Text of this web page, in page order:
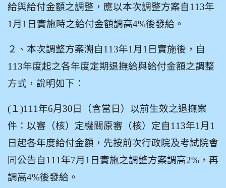
給與給付金額之調整，應以本次調整方案自113年
1月1日實施時之給付金額調高4%後發給。
２、本次調整方案溯自113年1月1日實施後，自
113年度起之各年度定期退撫給與給付金額之調整
方式，說明如下：
(１)111年6月30日（含當日）以前生效之退撫案
件：以審（核）定機關原審（核）定自113年1月1
日起各年度給付金額，先按前次行政院及考試院會
同公告自111年7月1日實施之調整方案調高2%，再
調高4%後發給。